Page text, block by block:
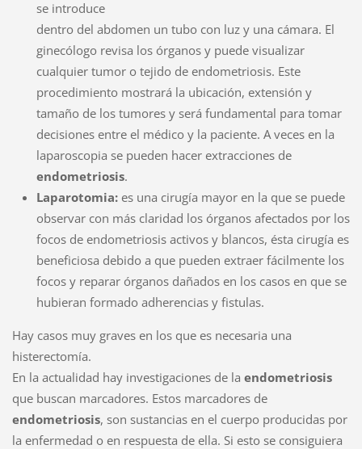
se introduce
dentro del abdomen un tubo con luz y una cámara. El
ginecólogo revisa los órganos y puede visualizar
cualquier tumor o tejido de endometriosis. Este
procedimiento mostrará la ubicación, extensión y
tamaño de los tumores y será fundamental para tomar
decisiones entre el médico y la paciente. A veces en la
laparoscopia se pueden hacer extracciones de
endometriosis.
Laparotomia: es una cirugía mayor en la que se puede
observar con más claridad los órganos afectados por los
focos de endometriosis activos y blancos, ésta cirugía es
beneficiosa debido a que pueden extraer fácilmente los
focos y reparar órganos dañados en los casos en que se
hubieran formado adherencias y fistulas.
Hay casos muy graves en los que es necesaria una
histerectomía.
En la actualidad hay investigaciones de la endometriosis
que buscan marcadores. Estos marcadores de
endometriosis, son sustancias en el cuerpo producidas por
la enfermedad o en respuesta de ella. Si esto se consiguiera